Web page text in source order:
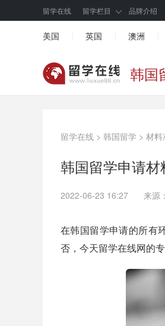
留学在线 留学栏目 品牌介绍
美国 英国 澳洲
韩国
留学在线 > 韩国留学 > 材料
韩国留学申请
2022-06-23 16:27 来源：
在韩国留学申请的所有
否，今天留学在线网的